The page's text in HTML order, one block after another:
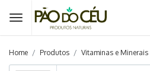
Home Produtos Vitaminas e Minerais